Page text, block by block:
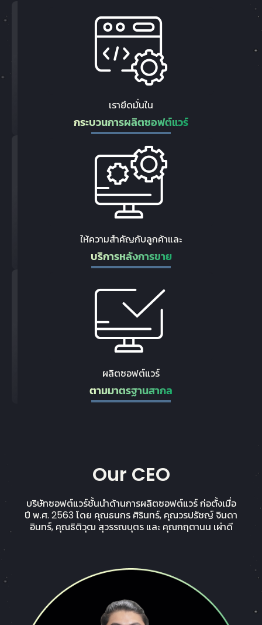
เรายึดมั่นใน
กระบวนการผลิตซอฟต์แวร์
ให้ความสำคัญกับลูกค้าและ
บริการหลังการขาย
ผลิตซอฟต์แวร์
ตามมาตรฐานสากล
Our CEO
บริษัทซอฟต์แวร์ชั้นนำด้านการผลิตซอฟต์แวร์ ก่อตั้งเมื่อ
ปี พ.ศ. 2563 โดย คุณธนกร ศิรินทร์, คุณวรปรัชญ์ จินดา
อินทร์, คุณธิติวุฒ สุวรรณบุตร และ คุณกฤตานน เผ่าดี